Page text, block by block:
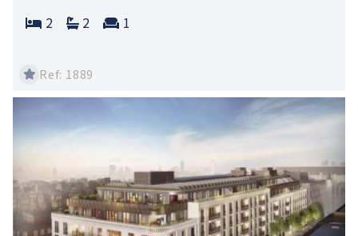
Bedrooms:
2 Bathrooms:
2 Reception rooms:
1
Ref: 1889